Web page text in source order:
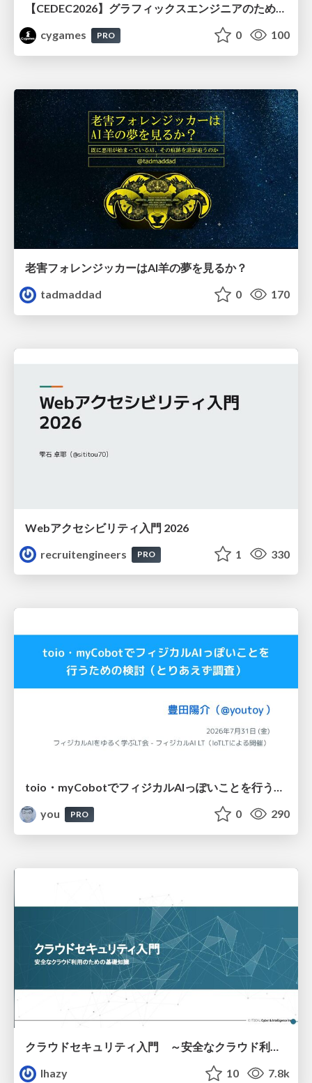
cygames
PRO 0 100
老害フォレンジッカーはAI羊の夢を見るか？
tadmaddad
0 170
Webアクセシビリティ入門 2026
recruitengineers
PRO 1 330
toio・myCobotでフィジカルAIっぽいことを行うための検討（とりあえず調査） / フィジカルAI LT（IoTLTによる開催）
you
PRO 0 290
クラウドセキュリティ入門 ～安全なクラウド利用のための基礎知識～
lhazy
10 7.8k